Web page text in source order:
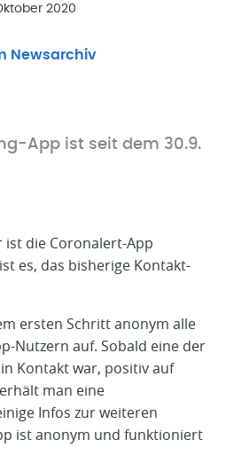
2020
Newsarchiv
App ist seit dem 30.9.
ist die Coronalert-App
es, das bisherige Kontakt-
ersten Schritt anonym alle
Nutzern auf. Sobald eine der
Kontakt war, positiv auf
man eine
Infos zur weiteren
ist anonym und funktioniert